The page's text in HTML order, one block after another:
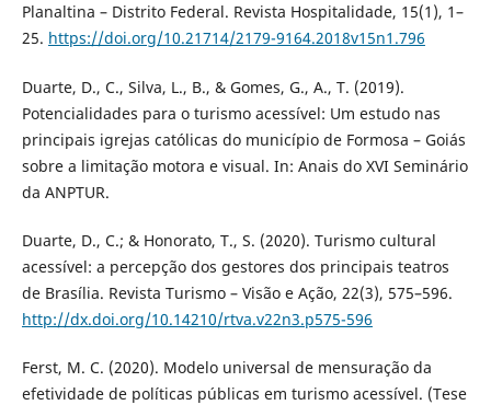
Planaltina – Distrito Federal. Revista Hospitalidade, 15(1), 1–
25. https://doi.org/10.21714/2179-9164.2018v15n1.796
Duarte, D., C., Silva, L., B., & Gomes, G., A., T. (2019).
Potencialidades para o turismo acessível: Um estudo nas
principais igrejas católicas do município de Formosa – Goiás
sobre a limitação motora e visual. In: Anais do XVI Seminário
da ANPTUR.
Duarte, D., C.; & Honorato, T., S. (2020). Turismo cultural
acessível: a percepção dos gestores dos principais teatros
de Brasília. Revista Turismo – Visão e Ação, 22(3), 575–596.
http://dx.doi.org/10.14210/rtva.v22n3.p575-596
Ferst, M. C. (2020). Modelo universal de mensuração da
efetividade de políticas públicas em turismo acessível. (Tese